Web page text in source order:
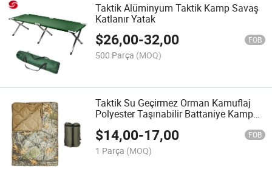
Taktik Alüminyum Taktik Kamp Savaş
Katlanır Yatak
$26,00-32,00 FOB
500 Parça (MOQ)
Taktik Su Geçirmez Orman Kamuflaj
Polyester Taşınabilir Battaniye Kamp
$14,00-17,00 FOB
1 Parça (MOQ)